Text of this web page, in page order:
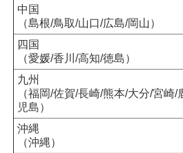
中国
（島根/鳥取/山口/広島/岡山）
四国
（愛媛/香川/高知/徳島）
九州
（福岡/佐賀/長崎/熊本/大分/宮崎/
児島）
沖縄
（沖縄）